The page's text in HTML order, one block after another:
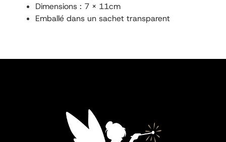
Dimensions : 7 x 11cm
Emballé dans un sachet transparent